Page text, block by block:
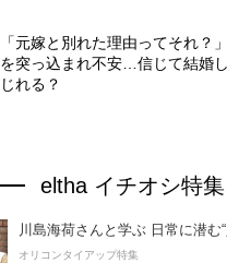
「元嫁と別れた理由ってそれ？
を突っ込まれ不安…信じて結婚
じれる？
eltha イチオシ特集
川島海荷さんと学ぶ 日常に潜む
オリコンタイアップ特集